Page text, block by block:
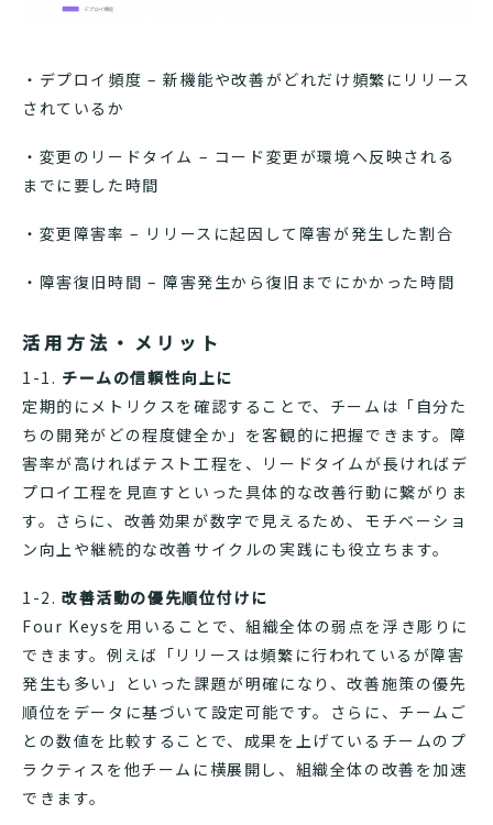
・デプロイ頻度 – 新機能や改善がどれだけ頻繁にリリース
されているか
・変更のリードタイム – コード変更が環境へ反映される
までに要した時間
・変更障害率 – リリースに起因して障害が発生した割合
・障害復旧時間 – 障害発生から復旧までにかかった時間
活用方法・メリット
1-1. チームの信頼性向上に
定期的にメトリクスを確認することで、チームは「自分た
ちの開発がどの程度健全か」を客観的に把握できます。障
害率が高ければテスト工程を、リードタイムが長ければデ
プロイ工程を見直すといった具体的な改善行動に繋がりま
す。さらに、改善効果が数字で見えるため、モチベーショ
ン向上や継続的な改善サイクルの実践にも役立ちます。
1-2. 改善活動の優先順位付けに
Four Keysを用いることで、組織全体の弱点を浮き彫りに
できます。例えば「リリースは頻繁に行われているが障害
発生も多い」といった課題が明確になり、改善施策の優先
順位をデータに基づいて設定可能です。さらに、チームご
との数値を比較することで、成果を上げているチームのプ
ラクティスを他チームに横展開し、組織全体の改善を加速
できます。